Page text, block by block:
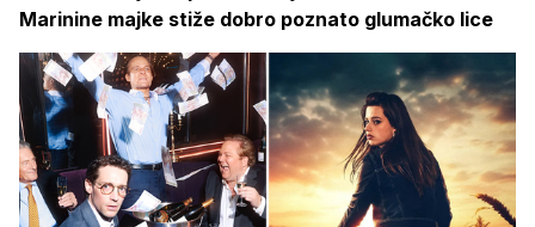
Marinine majke stiže dobro poznato glumačko lice